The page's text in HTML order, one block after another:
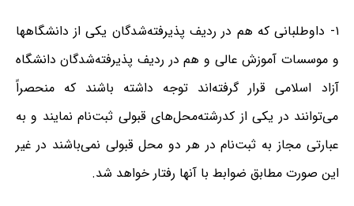
۱- داوطلبانی که هم در ردیف پذیرفته‌شدگان یکی از دانشگاهها
و موسسات آموزش عالی و هم در ردیف پذیرفته‌شدگان دانشگاه
آزاد اسلامی قرار گرفته‌اند توجه داشته باشند که منحصراً
می‌توانند در یکی از کدرشته‌محل‌های قبولی ثبت‌نام نمایند و به
عبارتی مجاز به ثبت‌نام در هر دو محل قبولی نمی‌باشند در غیر
این صورت مطابق ضوابط با آنها رفتار خواهد شد.